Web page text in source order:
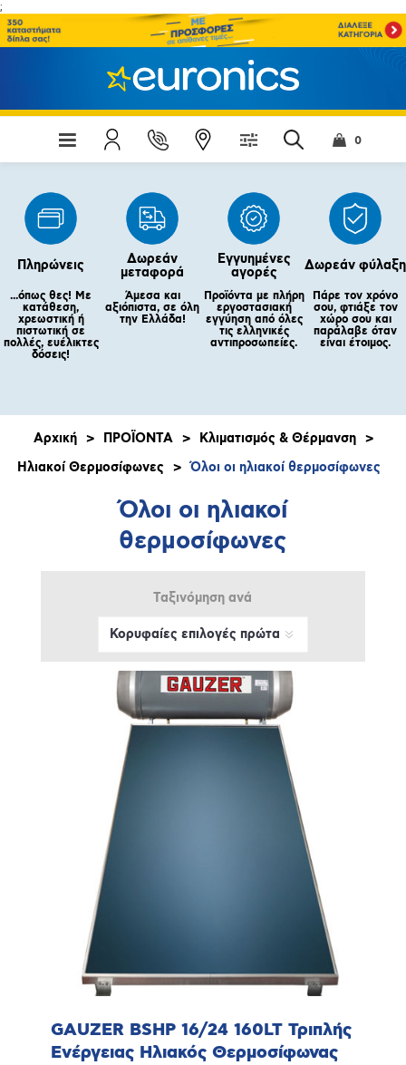
;
0
Πληρώνεις
...όπως θες! Με
κατάθεση,
χρεωστική ή
πιστωτική σε
πολλές, ευέλικτες
δόσεις!
Δωρεάν
μεταφορά
Άμεσα και
αξιόπιστα, σε όλη
την Ελλάδα!
Εγγυημένες
αγορές
Προϊόντα με πλήρη
εργοστασιακή
εγγύηση από όλες
τις ελληνικές
αντιπροσωπείες.
Δωρεάν φύλαξη
Πάρε τον χρόνο
σου, φτιάξε τον
χώρο σου και
παράλαβε όταν
είναι έτοιμος.
Αρχική > ΠΡΟΪΟΝΤΑ > Κλιματισμός & Θέρμανση >
Ηλιακοί Θερμοσίφωνες
> Όλοι οι ηλιακοί θερμοσίφωνες
Όλοι οι ηλιακοί
θερμοσίφωνες
Ταξινόμηση ανά
GAUZER BSHP 16/24 160LT Τριπλής
Ενέργειας Ηλιακός Θερμοσίφωνας